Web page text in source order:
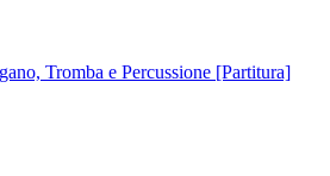
Tromba e Percussione [Partitura]